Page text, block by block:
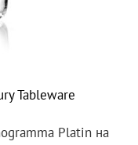
Tableware
Platin на